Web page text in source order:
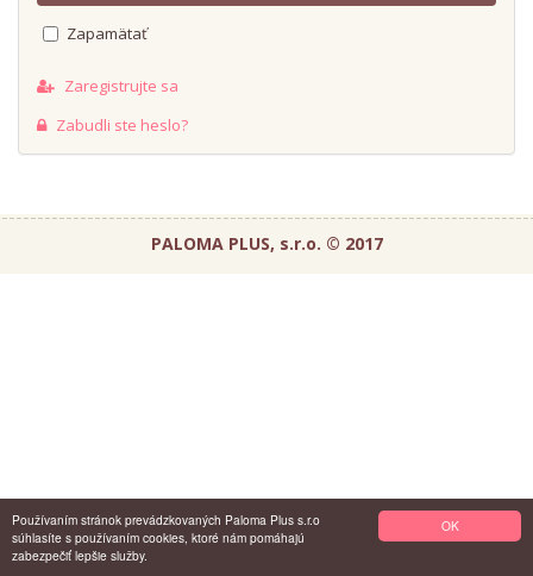
OK
Používaním stránok prevádzkovaných Paloma Plus s.r.o
súhlasíte s používaním cookies, ktoré nám pomáhajú
zabezpečiť lepšie služby.
Zapamätať
Zaregistrujte sa
Zabudli ste heslo?
PALOMA PLUS, s.r.o. © 2017